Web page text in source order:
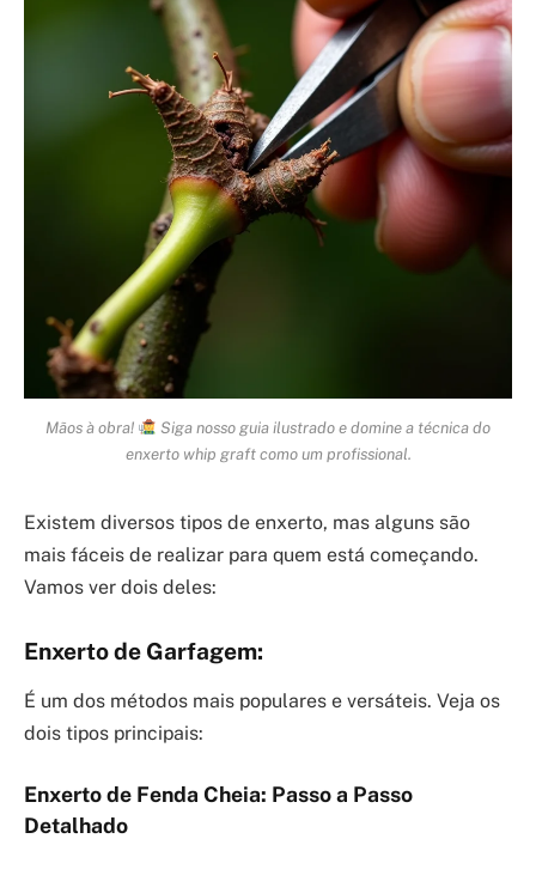
Mãos à obra!
Siga nosso guia ilustrado e domine a técnica do
enxerto whip graft como um profissional.
Existem diversos tipos de enxerto, mas alguns são
mais fáceis de realizar para quem está começando.
Vamos ver dois deles:
Enxerto de Garfagem:
É um dos métodos mais populares e versáteis. Veja os
dois tipos principais:
Enxerto de Fenda Cheia: Passo a Passo
Detalhado